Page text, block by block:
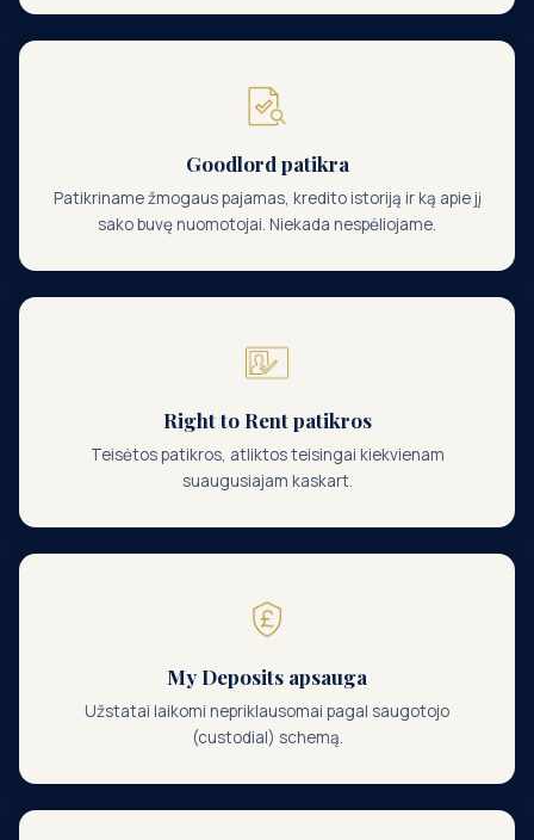
Goodlord patikra
Patikriname žmogaus pajamas, kredito istoriją ir ką apie jį
sako buvę nuomotojai. Niekada nespėliojame.
Right to Rent patikros
Teisėtos patikros, atliktos teisingai kiekvienam
suaugusiajam kaskart.
My Deposits apsauga
Užstatai laikomi nepriklausomai pagal saugotojo
(custodial) schemą.